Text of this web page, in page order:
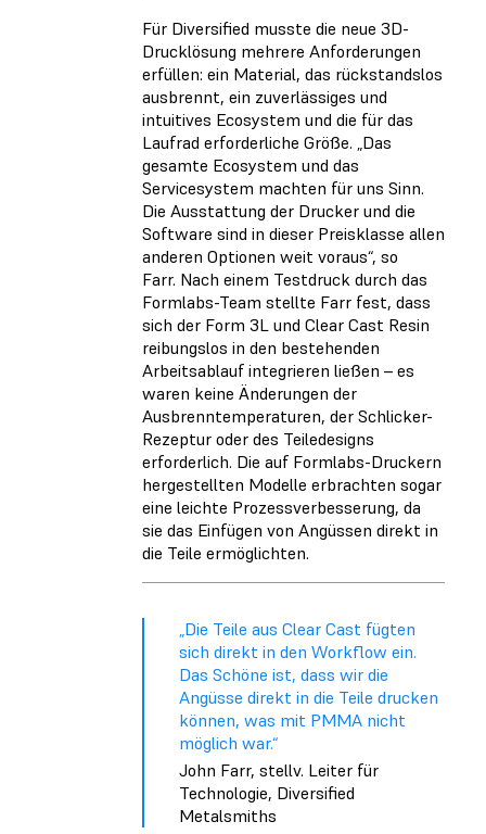
Für Diversified musste die neue 3D-
Drucklösung mehrere Anforderungen
erfüllen: ein Material, das rückstandslos
ausbrennt, ein zuverlässiges und
intuitives Ecosystem und die für das
Laufrad erforderliche Größe. „Das
gesamte Ecosystem und das
Servicesystem machten für uns Sinn.
Die Ausstattung der Drucker und die
Software sind in dieser Preisklasse allen
anderen Optionen weit voraus“, so
Farr. Nach einem Testdruck durch das
Formlabs-Team stellte Farr fest, dass
sich der Form 3L und Clear Cast Resin
reibungslos in den bestehenden
Arbeitsablauf integrieren ließen – es
waren keine Änderungen der
Ausbrenntemperaturen, der Schlicker-
Rezeptur oder des Teiledesigns
erforderlich. Die auf Formlabs-Druckern
hergestellten Modelle erbrachten sogar
eine leichte Prozessverbesserung, da
sie das Einfügen von Angüssen direkt in
die Teile ermöglichten.
„Die Teile aus Clear Cast fügten
sich direkt in den Workflow ein.
Das Schöne ist, dass wir die
Angüsse direkt in die Teile drucken
können, was mit PMMA nicht
möglich war.“
John Farr, stellv. Leiter für
Technologie, Diversified
Metalsmiths